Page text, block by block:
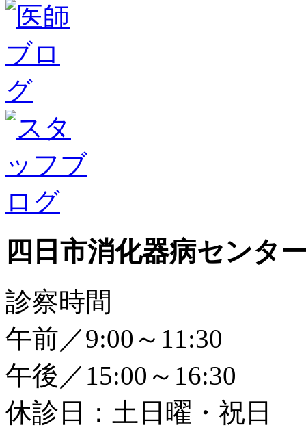
四日市消化器病センタ
診察時間
午前／9:00～11:30
午後／15:00～16:30
休診日：土日曜・祝日